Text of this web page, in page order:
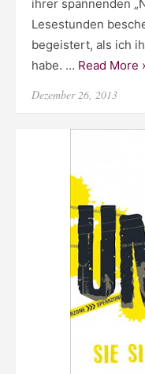
ihrer spannenden
Lesestunden
begeistert, als ich
habe. … Read More ›
Posted
Dezember 26, 2013